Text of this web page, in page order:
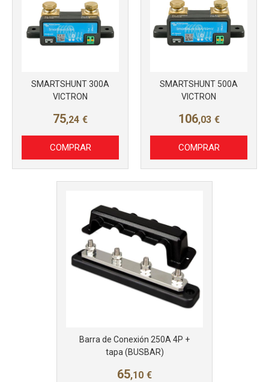
SMARTSHUNT 300A
VICTRON
75,24 €
COMPRAR
SMARTSHUNT 500A
VICTRON
106,03 €
COMPRAR
Barra de Conexión 250A 4P +
tapa (BUSBAR)
65,10 €